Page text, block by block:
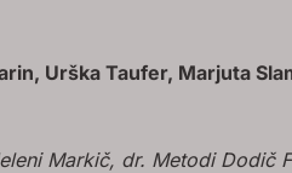
Urška Taufer, Marjuta
Markič, dr. Metodi Dodič